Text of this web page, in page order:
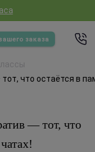
заказа
что остаётся в
— тот, что